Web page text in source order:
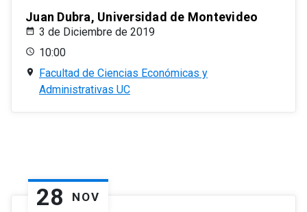
Juan Dubra, Universidad de Montevideo
3 de Diciembre de 2019
10:00
Facultad de Ciencias Económicas y
Administrativas UC
28 NOV